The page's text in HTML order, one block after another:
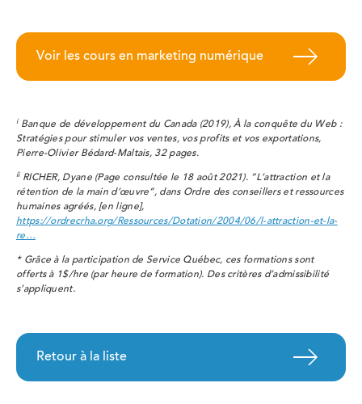
Voir les cours en marketing numérique
i Banque de développement du Canada (2019), À la conquête du Web :
Stratégies pour stimuler vos ventes, vos profits et vos exportations,
Pierre-Olivier Bédard-Maltais, 32 pages.
ii RICHER, Dyane (Page consultée le 18 août 2021). ”L’attraction et la
rétention de la main d’œuvre”, dans Ordre des conseillers et ressources
humaines agréés, [en ligne],
https://ordrecrha.org/Ressources/Dotation/2004/06/l-attraction-et-la-
re…
*Grâce à la participation de Service Québec, ces formations sont
offerts à 1$/hre (par heure de formation). Des critères d’admissibilité
s’appliquent.
Retour à la liste